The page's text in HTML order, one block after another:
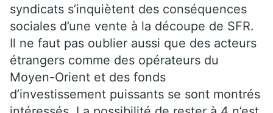
syndicats s’inquiètent des conséquences
sociales d’une vente à la découpe de SFR.
Il ne faut pas oublier aussi que des acteurs
étrangers comme des opérateurs du
Moyen-Orient et des fonds
d’investissement puissants se sont montrés